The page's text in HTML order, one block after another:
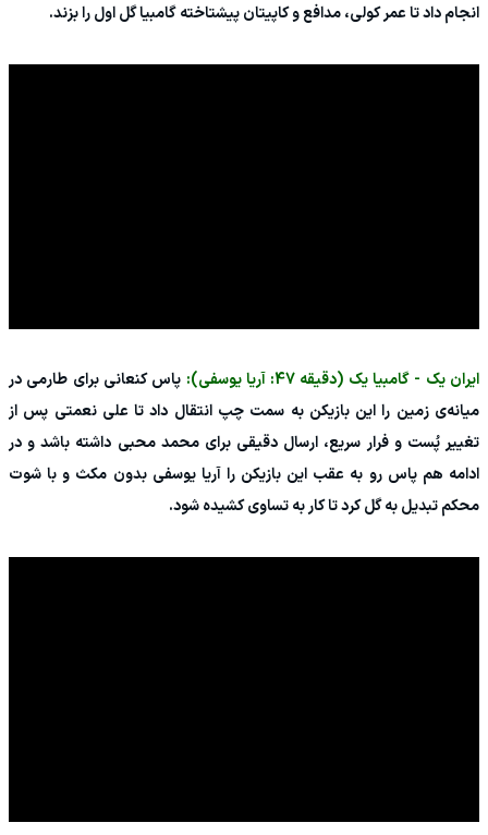
انجام داد تا عمر کولی، مدافع و کاپیتان پیشتاخته گامبیا گل اول را بزند.
ایران یک - گامبیا یک (دقیقه 47: آریا یوسفی):
پاس کنعانی برای طارمی در
میانه‌ی زمین را این بازیکن به سمت چپ انتقال داد تا علی نعمتی پس از
تغییر پُست و فرار سریع، ارسال دقیقی برای محمد محبی داشته باشد و در
ادامه هم پاس رو به عقب این بازیکن را آریا یوسفی بدون مکث و با شوت
محکم تبدیل به گل کرد تا کار به تساوی کشیده شود.